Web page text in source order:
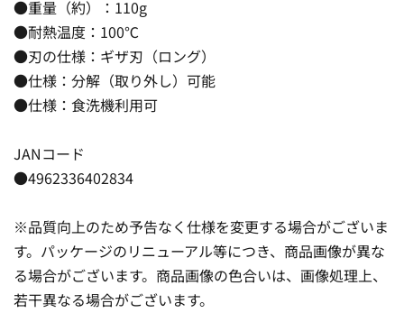
●重量（約）：110g
●耐熱温度：100℃
●刃の仕様：ギザ刃（ロング）
●仕様：分解（取り外し）可能
●仕様：食洗機利用可
JANコード
●4962336402834
※品質向上のため予告なく仕様を変更する場合がございま
す。パッケージのリニューアル等につき、商品画像が異な
る場合がございます。商品画像の色合いは、画像処理上、
若干異なる場合がございます。